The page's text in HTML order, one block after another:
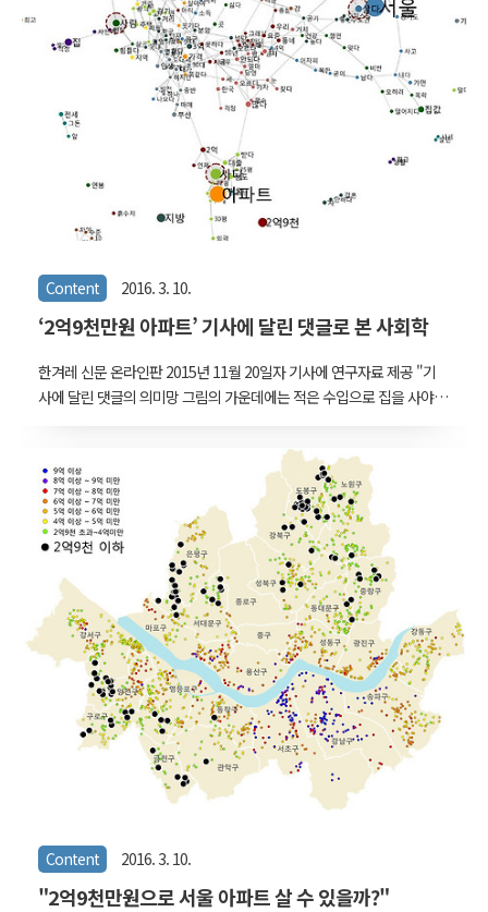
http://www.hani.co.kr/arti/society/area/720914.html
Content 2016. 3. 10.
‘2억9천만원 아파트’ 기사에 달린 댓글로 본 사회학
한겨레 신문 온라인판 2015년 11월 20일자 기사에 연구자료 제공 "기
사에 달린 댓글의 의미망 그림의 가운데에는 적은 수입으로 집을 사야
리에는 ‘서울에서 살기’ ‘아파트를 사기’ ‘사람답게 살기’와 같은 근본적
인 삶의 조건들에 대한 단어들이 놓여 있다. 다시 말해 ‘사람·살다·사
다’라는 세 단어가 사람들이 갖는 여러 근심과 걱정의 시작점이자 종착
점이라는 의미다.” 점의 크기가 클수록 많이 언급된 단어다. 직접 연결
된 것들은 하나의 댓글에서 동시에 언급되는 경향이 큰 단어 쌍으로 보
면 된다. 이를 바탕으로 537개의 댓글을 몇 가지 주제의 그룹으로 나눌
수 있다. 멀리 떨어진 단어들은 서로 다른 주제에 가깝다고 해석할 수
있다. 한겨..
Content 2016. 3. 10.
"2억9천만원으로 서울 아파트 살 수 있을까?"